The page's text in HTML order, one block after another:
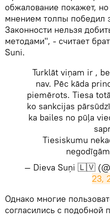
обжалование покажет,
мнением толпы победил
Законности нельзя
методами", - считает
Suni.
Turklāt viņam ir ,
nav. Pēc kāda
piemērots. Tiesa
ko sankcijas
ka bailes no pūļa
Tiesiskumu
— Dieva Suņi 🇱🇻
23,
​Однако многие
согласились с подобной